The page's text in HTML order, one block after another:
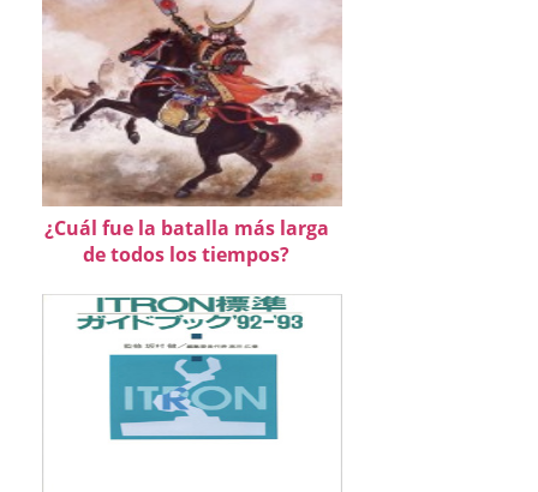
¿Cuál fue la batalla más larga
de todos los tiempos?